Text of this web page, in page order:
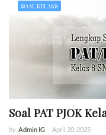
SOAL KELAS 8
Soal PAT PJOK
by Admin IG - April 20, 2025